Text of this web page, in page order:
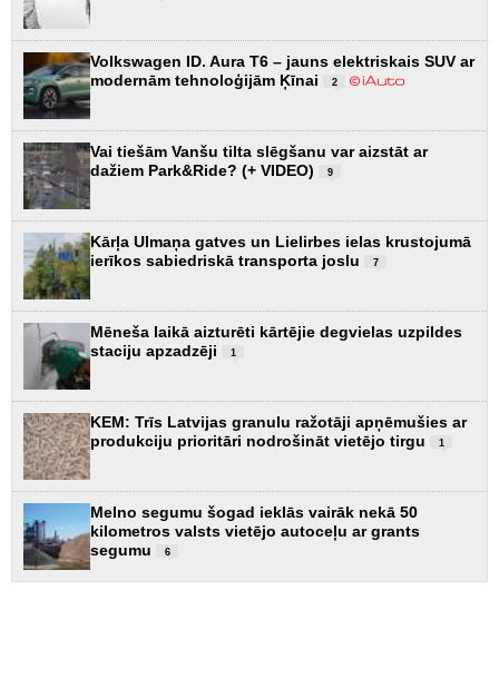
Volkswagen ID. Aura T6 – jauns elektriskais SUV ar
modernām tehnoloģijām Ķīnai
2
Vai tiešām Vanšu tilta slēgšanu var aizstāt ar
dažiem Park&Ride? (+ VIDEO)
9
Kārļa Ulmaņa gatves un Lielirbes ielas krustojumā
ierīkos sabiedriskā transporta joslu
7
Mēneša laikā aizturēti kārtējie degvielas uzpildes
staciju apzadzēji
1
KEM: Trīs Latvijas granulu ražotāji apņēmušies ar
produkciju prioritāri nodrošināt vietējo tirgu
1
Melno segumu šogad ieklās vairāk nekā 50
kilometros valsts vietējo autoceļu ar grants
segumu
6